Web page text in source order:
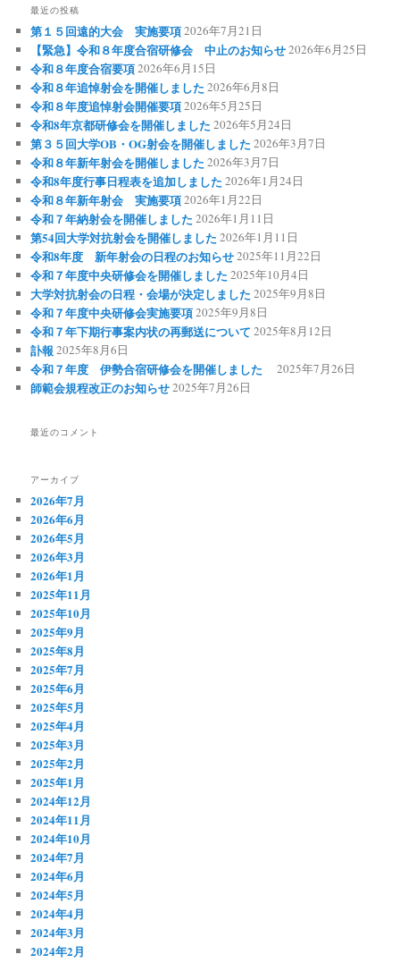
k m
最近の投稿
第１５回遠的大会 実施要項2026年7月21日
【緊急】令和８年度合宿研修会 中止のお知らせ2026年6月25日
令和８年度合宿要項2026年6月15日
令和８年追悼射会を開催しました 2026年6月8日
令和８年度追悼射会開催要項2026年5月25日
令和8年京都研修会を開催しました 2026年5月24日
第３５回大学OB・OG射会を開催しました 2026年3月7日
令和８年新年射会を開催しました 2026年3月7日
令和8年度行事日程表を追加しました 2026年1月24日
令和８年新年射会 実施要項2026年1月22日
令和７年納射会を開催しました 2026年1月11日
第54回大学対抗射会を開催しました 2026年1月11日
令和8年度 新年射会の日程のお知らせ2025年11月22日
令和７年度中央研修会を開催しました 2025年10月4日
大学対抗射会の日程・会場が決定しました 2025年9月8日
令和７年度中央研修会実施要項2025年9月8日
令和７年下期行事案内状の再郵送について 2025年8月12日
訃報 2025年8月6日
令和７年度 伊勢合宿研修会を開催しました 2025年7月26日
師範会規程改正のお知らせ2025年7月26日
最近のコメント
アーカイブ
2026年7月
2026年6月
2026年5月
2026年3月
2026年1月
2025年11月
2025年10月
2025年9月
2025年8月
2025年7月
2025年6月
2025年5月
2025年4月
2025年3月
2025年2月
2025年1月
2024年12月
2024年11月
2024年10月
2024年7月
2024年6月
2024年5月
2024年4月
2024年3月
2024年2月